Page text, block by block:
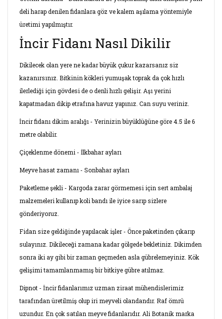
deli harap denilen fidanlara göz ve kalem aşılama yöntemiyle
üretimi yapılmıştır.
İncir Fidanı Nasıl Dikilir
Dikilecek olan yere ne kadar büyük çukur kazarsanız siz
kazanırsınız. Bitkinin kökleri yumuşak toprak da çok hızlı
ilerlediği için gövdesi de o denli hızlı gelişir. Aşı yerini
kapatmadan dikip etrafına havuz yapınız. Can suyu veriniz.
İncir fidanı dikim aralığı - Yerinizin büyüklüğüne göre 4.5 ile 6
metre olabilir.
Çiçeklenme dönemi - İlkbahar ayları
Meyve hasat zamanı - Sonbahar ayları
Paketleme şekli - Kargoda zarar görmemesi için sert ambalaj
malzemeleri kullanıp koli bandı ile iyice sarıp sizlere
gönderiyoruz.
Fidan size geldiğinde yapılacak işler - Önce paketinden çıkarıp
sulayınız. Dikileceği zamana kadar gölgede bekletiniz. Dikimden
sonra iki ay gibi bir zaman geçmeden asla gübrelemeyiniz. Kök
gelişimi tamamlanmamış bir bitkiye gübre atılmaz.
Dipnot - İncir fidanlarımız uzman ziraat mühendislerimiz
tarafından üretilmiş olup iri meyveli olandandır. Raf ömrü
uzundur. En çok satılan meyve fidanlarıdır. Ali Botanik marka